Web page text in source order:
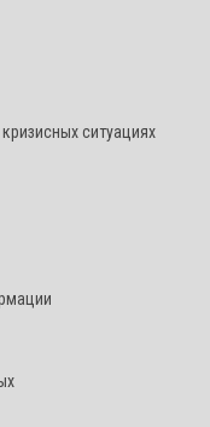
ситуациях